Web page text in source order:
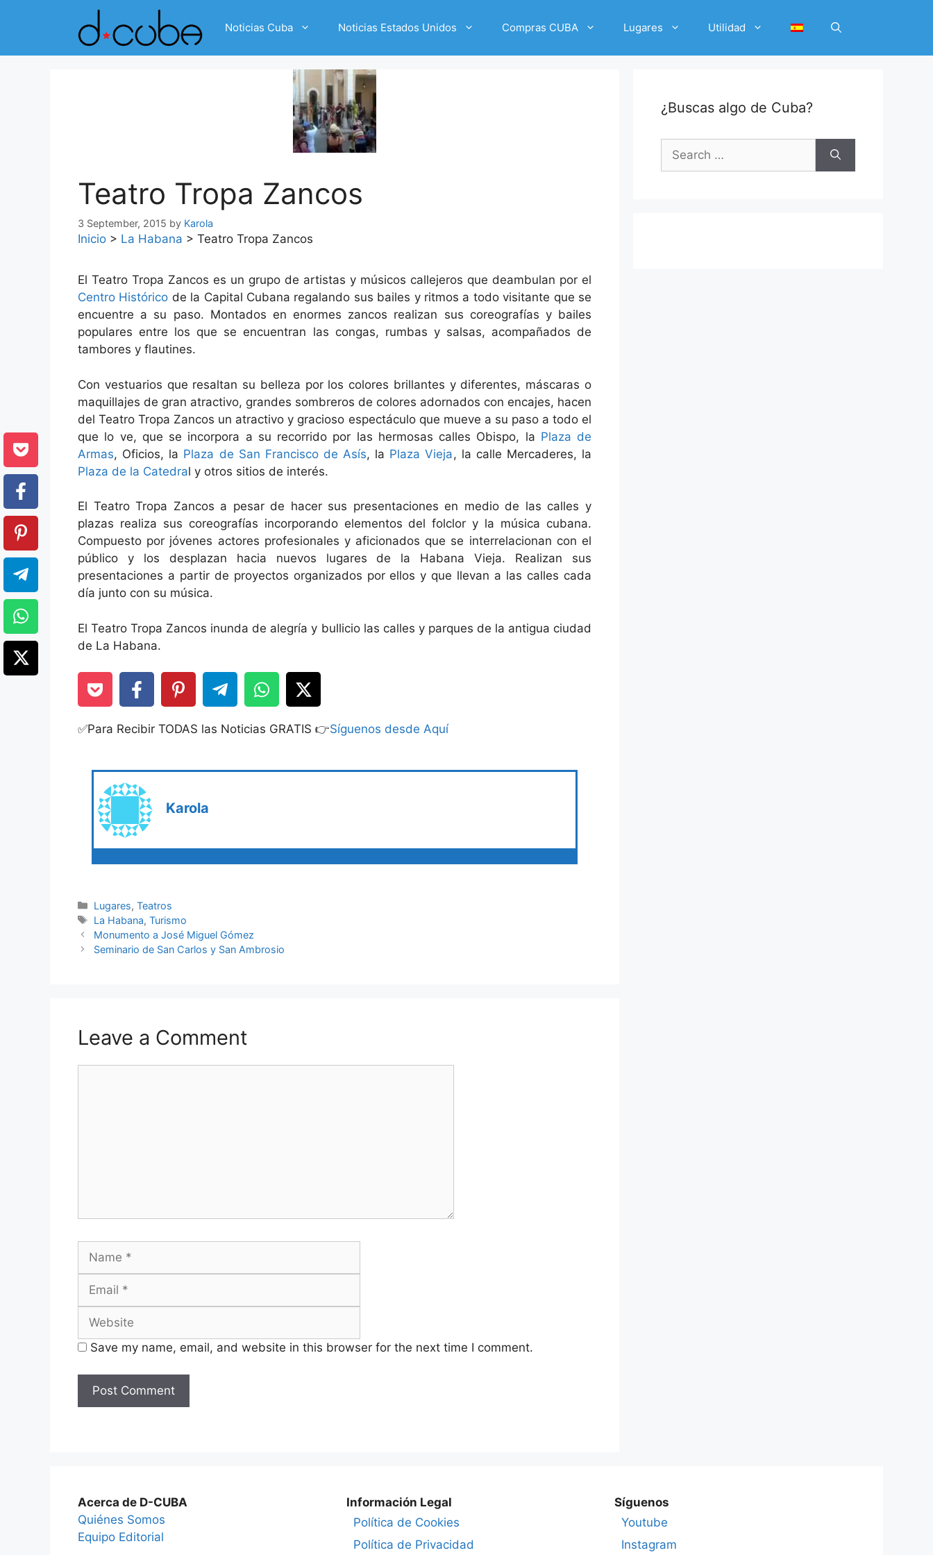
Noticias Cuba Noticias Estados Unidos Compras CUBA Lugares Utilidad
Teatro Tropa Zancos
3 September, 2015 by Karola
Inicio > La Habana > Teatro Tropa Zancos
El Teatro Tropa Zancos es un grupo de artistas y músicos callejeros que deambulan por el
Centro Histórico de la Capital Cubana regalando sus bailes y ritmos a todo visitante que se
encuentre a su paso. Montados en enormes zancos realizan sus coreografías y bailes
populares entre los que se encuentran las congas, rumbas y salsas, acompañados de
tambores y flautines.
Con vestuarios que resaltan su belleza por los colores brillantes y diferentes, máscaras o
maquillajes de gran atractivo, grandes sombreros de colores adornados con encajes, hacen
del Teatro Tropa Zancos un atractivo y gracioso espectáculo que mueve a su paso a todo el
que lo ve, que se incorpora a su recorrido por las hermosas calles Obispo, la Plaza de
Armas, Oficios, la Plaza de San Francisco de Asís, la Plaza Vieja, la calle Mercaderes, la
Plaza de la Catedral y otros sitios de interés.
El Teatro Tropa Zancos a pesar de hacer sus presentaciones en medio de las calles y
plazas realiza sus coreografías incorporando elementos del folclor y la música cubana.
Compuesto por jóvenes actores profesionales y aficionados que se interrelacionan con el
público y los desplazan hacia nuevos lugares de la Habana Vieja. Realizan sus
presentaciones a partir de proyectos organizados por ellos y que llevan a las calles cada
día junto con su música.
El Teatro Tropa Zancos inunda de alegría y bullicio las calles y parques de la antigua ciudad
de La Habana.
✅Para Recibir TODAS las Noticias GRATIS 👉Síguenos desde Aquí
Karola
Categories
Lugares,Teatros
Tags
La Habana,Turismo
Monumento a José Miguel Gómez
Seminario de San Carlos y San Ambrosio
Leave a Comment
Name
Save my name, email, and website in this browser for the next time I comment.
¿Buscas algo de Cuba?
Search
for:
Acerca de D-CUBA
Quiénes Somos
Equipo Editorial
Información Legal
Política de Cookies
Política de Privacidad
Síguenos
Youtube
Instagram